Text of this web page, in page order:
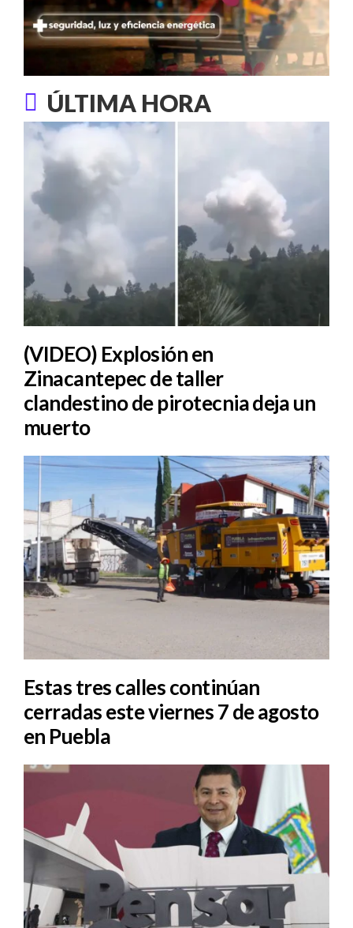
ÚLTIMA HORA
(VIDEO) Explosión en
Zinacantepec de taller
clandestino de pirotecnia deja un
muerto
Estas tres calles continúan
cerradas este viernes 7 de agosto
en Puebla